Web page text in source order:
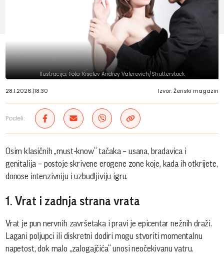
Ilustracija; Foto: Kiselev Andrey Valerevich/Shutterstock
28.1.2026.|18:30 Izvor: Ženski magazin
Podeli:
Osim klasičnih „must-know“ tačaka – usana, bradavica i
genitalija – postoje skrivene erogene zone koje, kada ih otkrijete,
donose intenzivniju i uzbudljiviju igru.
1. Vrat i zadnja strana vrata
Vrat je pun nervnih završetaka i pravi je epicentar nežnih draži.
Lagani poljupci ili diskretni dodiri mogu stvoriti momentalnu
napetost, dok malo „zalogajčića“ unosi neočekivanu vatru.